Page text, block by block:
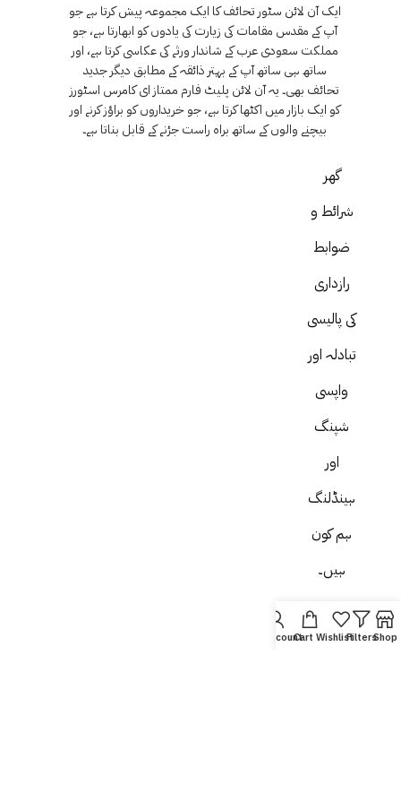
ایک آن لائن سٹور تحائف کا ایک مجموعہ پیش کرتا ہے جو
آپ کے مقدس مقامات کی زیارت کی یادوں کو ابھارتا ہے، جو
مملکت سعودی عرب کے شاندار ورثے کی عکاسی کرتا ہے، اور
ساتھ ہی ساتھ آپ کے بہتر ذائقہ کے مطابق دیگر جدید
تحائف بھی۔ یہ آن لائن پلیٹ فارم ممتاز ای کامرس اسٹورز
کو ایک بازار میں اکٹھا کرتا ہے، جو خریداروں کو براؤز کرنے اور
بیچنے والوں کے ساتھ براہ راست جڑنے کے قابل بناتا ہے۔
گھر
شرائط و
ضوابط
رازداری
کی پالیسی
تبادلہ اور
واپسی
شپنگ
اور
ہینڈلنگ
ہم کون
ہیں۔
رابطہ
Shop
Filters
Wishlist
Cart
My account